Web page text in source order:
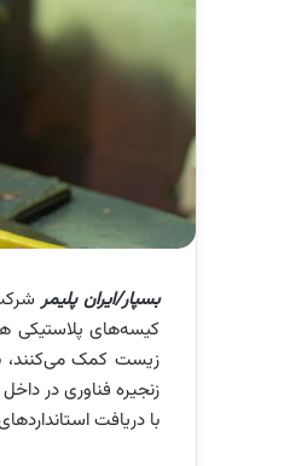
بسپار/ایران پلیمر
کیسه‌های پلاستیکی
زیست کمک می‌کنند،
زنجیره فناوری در
با دریافت